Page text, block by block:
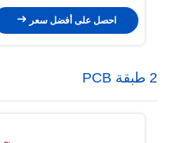
احصل على أفضل سعر
2 طبقة PCB